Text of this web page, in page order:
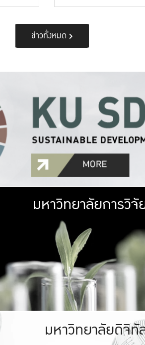
ข่าวทั้งหมด
มหาวิทย
เกษตรศาสตร์ มีพื้นที่เ
เป็นป่าในเมือง
เกษตรในเมือง (URBAN
ที่นับรวมกันได้
มหาวิทยาลัยการวิจั
มหาวิทยาลัยรับผิดช
มหาวิทยาลัยดิจิทั